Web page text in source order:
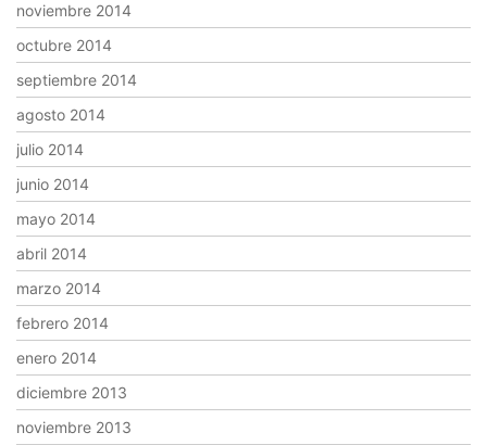
noviembre 2014
octubre 2014
septiembre 2014
agosto 2014
julio 2014
junio 2014
mayo 2014
abril 2014
marzo 2014
febrero 2014
enero 2014
diciembre 2013
noviembre 2013